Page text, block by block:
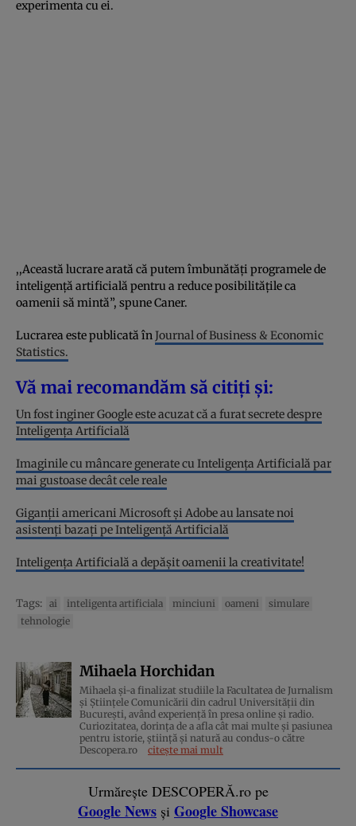
experimenta cu ei.
,,Această lucrare arată că putem îmbunătăți programele de
inteligență artificială pentru a reduce posibilitățile ca
oamenii să mintă”, spune Caner.
Lucrarea este publicată în Journal of Business & Economic
Statistics.
Vă mai recomandăm să citiți și:
Un fost inginer Google este acuzat că a furat secrete despre
Inteligența Artificială
Imaginile cu mâncare generate cu Inteligența Artificială par
mai gustoase decât cele reale
Giganţii americani Microsoft şi Adobe au lansate noi
asistenți bazați pe Inteligenţă Artificială
Inteligența Artificială a depășit oamenii la creativitate!
Tags: ai inteligenta artificiala minciuni oameni
simulare
tehnologie
Mihaela Horchidan
Mihaela și-a finalizat studiile la Facultatea de Jurnalism
și Științele Comunicării din cadrul Universității din
București, având experiență în presa online și radio.
Curiozitatea, dorința de a afla cât mai multe și pasiunea
pentru istorie, ştiinţă şi natură au condus-o către
Descopera.ro
citește mai mult
Urmărește DESCOPERĂ.ro pe
Google News și Google Showcase